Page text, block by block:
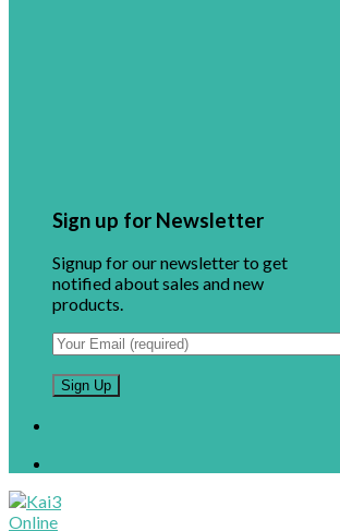
Sign up for Newsletter
Signup for our newsletter to get
notified about sales and new
products.